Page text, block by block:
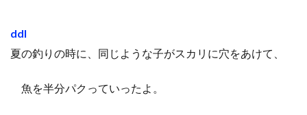
ddl
夏の釣りの時に、同じような子がスカリに穴をあけて、
魚を半分パクっていったよ。